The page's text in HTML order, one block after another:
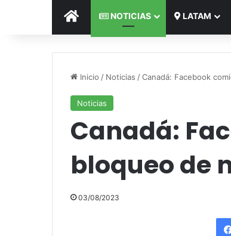
INICIO NOTICIAS LATAM
Inicio / Noticias /Canadá: Facebook
Noticias
Canadá:
bloqueo de
03/08/2023